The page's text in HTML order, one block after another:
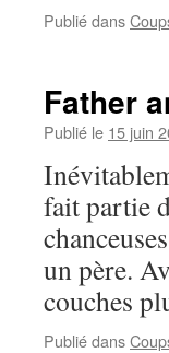
Publié dans
Father
Publié le 15 juin
fait partie
un père.
couches
Publié dans